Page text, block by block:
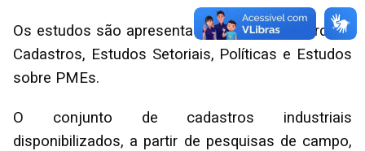
Os estudos são apresentados na seguinte ordem:
Cadastros, Estudos Setoriais, Políticas e Estudos
sobre PMEs.
O conjunto de cadastros industriais
disponibilizados, a partir de pesquisas de campo,